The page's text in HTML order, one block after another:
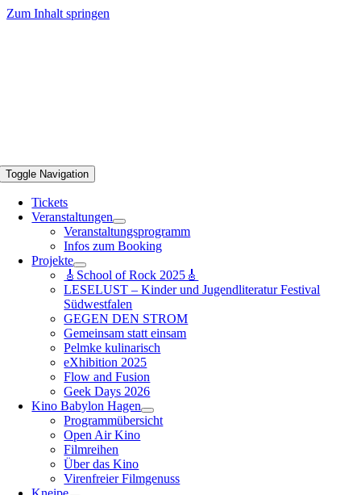
Zum Inhalt springen
Toggle Navigation
Tickets
Veranstaltungen
Veranstaltungsprogramm
Infos zum Booking
Projekte
🎸School of Rock 2025🎸
LESELUST – Kinder und Jugendliteratur Festival
Südwestfalen
GEGEN DEN STROM
Gemeinsam statt einsam
Pelmke kulinarisch
eXhibition 2025
Flow and Fusion
Geek Days 2026
Kino Babylon Hagen
Programmübersicht
Open Air Kino
Filmreihen
Über das Kino
Virenfreier Filmgenuss